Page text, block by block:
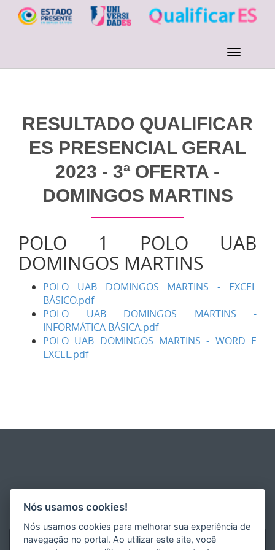
RESULTADO QUALIFICAR
ES PRESENCIAL GERAL
2023 - 3ª OFERTA -
DOMINGOS MARTINS
POLO 1 POLO UAB
DOMINGOS MARTINS
POLO UAB DOMINGOS MARTINS - EXCEL
BÁSICO.pdf
POLO UAB DOMINGOS MARTINS -
INFORMÁTICA BÁSICA.pdf
POLO UAB DOMINGOS MARTINS - WORD E
EXCEL.pdf
Nós usamos cookies!
Nós usamos cookies para melhorar sua experiência de
navegação no portal. Ao utilizar este site, você